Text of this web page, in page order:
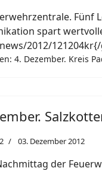
Fünf
spart
2012/
4. Dezember. Kreis
03. Dezember 2012
der